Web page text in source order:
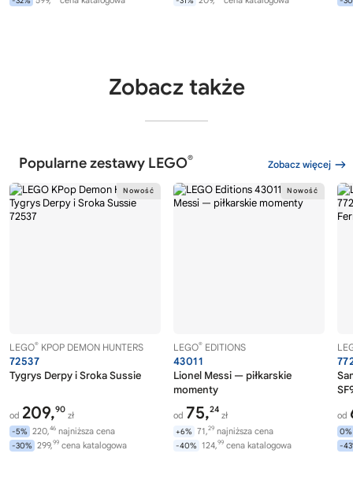
Zobacz także
Popularne zestawy LEGO® Zobacz więcej
LEGO® KPOP DEMON HUNTERS
72537
Tygrys Derpy i Sroka Sussie
od 209,90
zł
-5% 220,46 najniższa cena
-30% 299,99 cena katalogowa
LEGO® EDITIONS
43011
Lionel Messi — piłkarskie
momenty
od 75,24
zł
+6% 71,29 najniższa cena
-40% 124,99 cena katalogowa
od
0%
-